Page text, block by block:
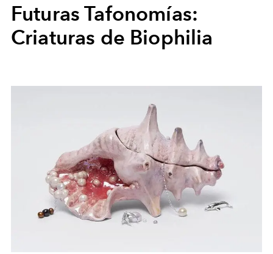
Futuras Tafonomías:
Criaturas de Biophilia